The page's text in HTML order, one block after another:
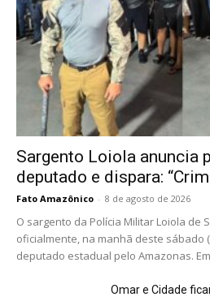
Sargento Loiola anuncia
deputado e dispara:
Fato Amazônico - 8 de agosto de 2026
O sargento da Polícia Militar Loiola de
oficialmente, na manhã deste sábado
deputado estadual pelo Amazonas.
Omar e Cidade